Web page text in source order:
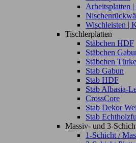
Arbeitsplatten
Wischleisten |
Tischlerplatten
Stäbchen HDF
Stäbchen
Stäbchen
Stab Gabun
Stab HDF
Stab Albasia-
CrossCore
Stab Dekor
Stab
Massiv- und 3-
1-Schicht /